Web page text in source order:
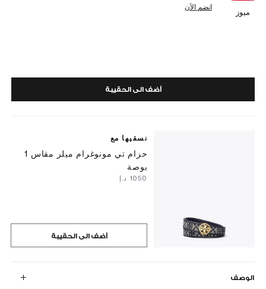
ميوز
انضم الآن
أضف الى الحقيبة
نسقيها مع
حزام تي مونوغرام ميلر مقاس 1
بوصة
أضف الى الحقيبة
الوصف